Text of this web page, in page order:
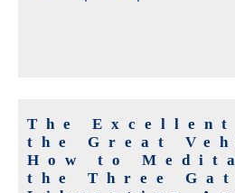
The
the Great
How to
the Three